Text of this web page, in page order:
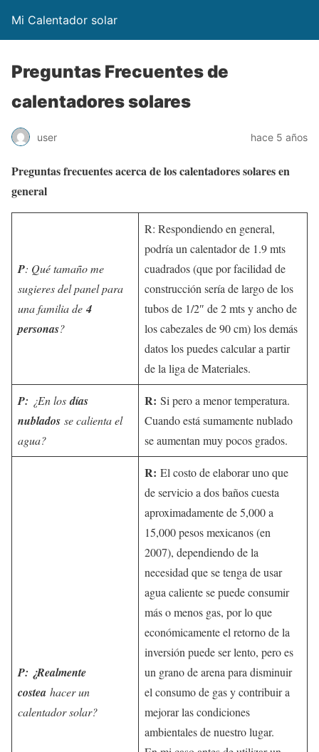
Mi Calentador solar
Preguntas Frecuentes de
calentadores solares
user hace 5 años
Preguntas frecuentes acerca de los calentadores solares en
general
P: Qué tamaño me
sugieres del panel para
una familia de 4
personas?
R: Respondiendo en general,
podría un calentador de 1.9 mts
cuadrados (que por facilidad de
construcción sería de largo de los
tubos de 1/2″ de 2 mts y ancho de
los cabezales de 90 cm) los demás
datos los puedes calcular a partir
de la liga de Materiales.
P: ¿En losdías
nublados se calienta el
agua?
R: Si pero a menor temperatura.
Cuando está sumamente nublado
se aumentan muy pocos grados.
P: ¿Realmente
costea hacer un
calentador solar?
R: El costo de elaborar uno que
de servicio a dos baños cuesta
aproximadamente de 5,000 a
15,000 pesos mexicanos (en
2007), dependiendo de la
necesidad que se tenga de usar
agua caliente se puede consumir
más o menos gas, por lo que
económicamente el retorno de la
inversión puede ser lento, pero es
un grano de arena para disminuir
el consumo de gas y contribuir a
mejorar las condiciones
ambientales de nuestro lugar.